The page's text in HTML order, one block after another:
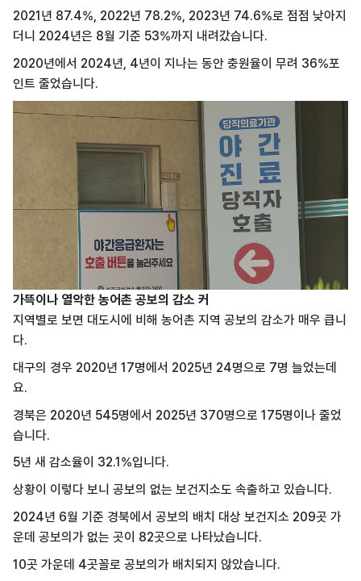
2021년 87.4%, 2022년 78.2%, 2023년 74.6%로 점점 낮아지
더니 2024년은 8월 기준 53%까지 내려갔습니다.
2020년에서 2024년, 4년이 지나는 동안 충원율이 무려 36%포
인트 줄었습니다.
가뜩이나 열악한 농어촌 공보의 감소 커
지역별로 보면 대도시에 비해 농어촌 지역 공보의 감소가 매우 큽니
다.
대구의 경우 2020년 17명에서 2025년 24명으로 7명 늘었는데
요.
경북은 2020년 545명에서 2025년 370명으로 175명이나 줄었
습니다.
5년 새 감소율이 32.1%입니다.
상황이 이렇다 보니 공보의 없는 보건지소도 속출하고 있습니다.
2024년 6월 기준 경북에서 공보의 배치 대상 보건지소 209곳 가
운데 공보의가 없는 곳이 82곳으로 나타났습니다.
10곳 가운데 4곳꼴로 공보의가 배치되지 않았습니다.